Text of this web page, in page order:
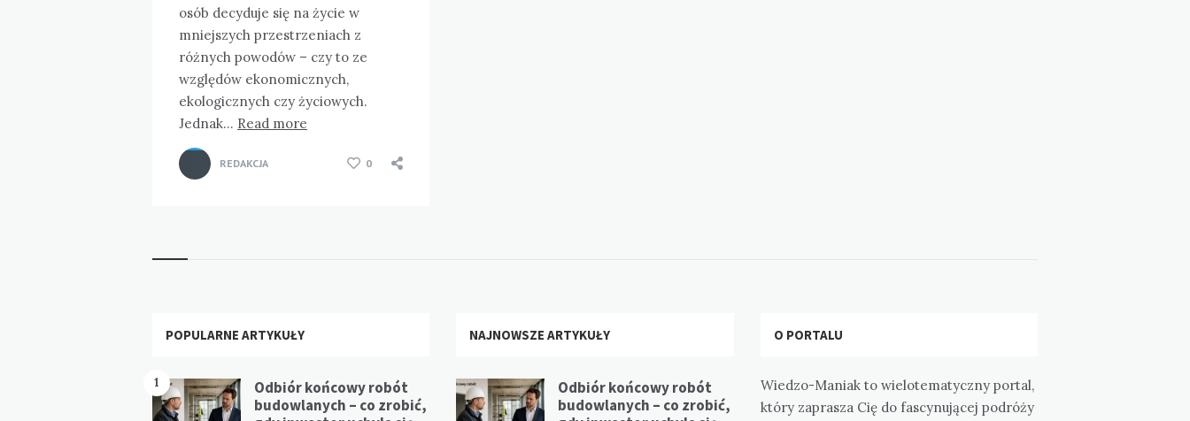
osób decyduje się na życie w
mniejszych przestrzeniach z
różnych powodów – czy to ze
względów ekonomicznych,
ekologicznych czy życiowych.
Jednak… Read more
REDAKCJA 0
Widgets
POPULARNE ARTYKUŁY
1
Odbiór końcowy robót
budowlanych – co zrobić,
NAJNOWSZE ARTYKUŁY
Odbiór końcowy robót
budowlanych – co zrobić,
O PORTALU
Wiedzo-Maniak to wielotematyczny portal,
który zaprasza Cię do fascynującej podróży